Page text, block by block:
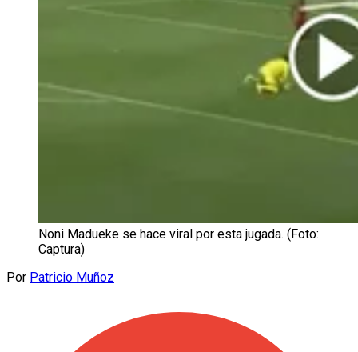
Noni Madueke se hace viral por esta jugada. (Foto:
Captura)
Por Patricio Muñoz